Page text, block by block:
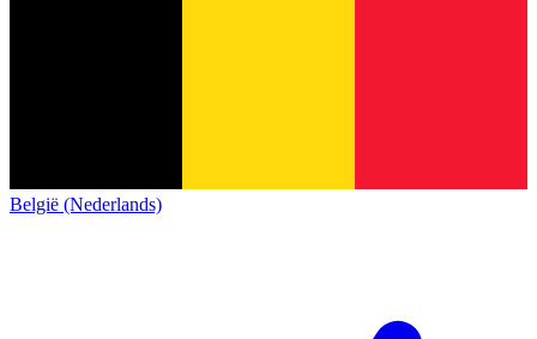
België (Nederlands)